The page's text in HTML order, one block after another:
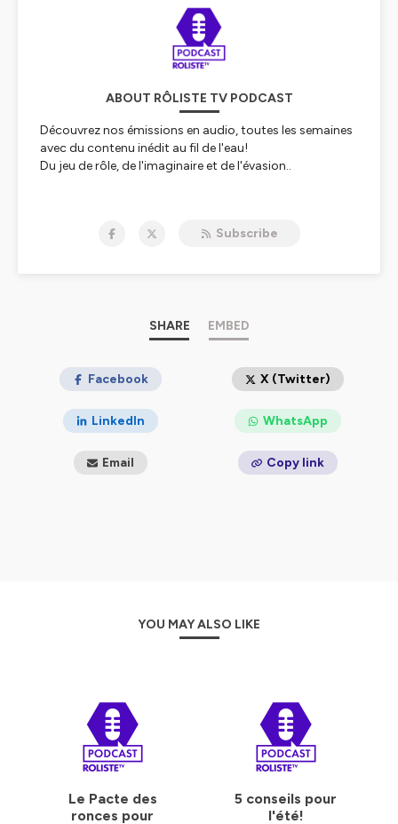
ABOUT RÔLISTE TV PODCAST
Découvrez nos émissions en audio, toutes les semaines
avec du contenu inédit au fil de l'eau!
Du jeu de rôle, de l'imaginaire et de l'évasion..
Subscribe
SHARE EMBED
Facebook X (Twitter)
LinkedIn WhatsApp
Email Copy link
YOU MAY ALSO LIKE
Le Pacte des
ronces pour
5 conseils pour
l'été!